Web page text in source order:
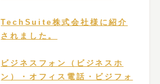
TechSuite株式会社様に紹介
されました。
ビジネスフォン（ビジネスホ
ン）・オフィス電話・ビジフォ